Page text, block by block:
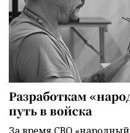
Разработкам
путь в войска
За время СВО